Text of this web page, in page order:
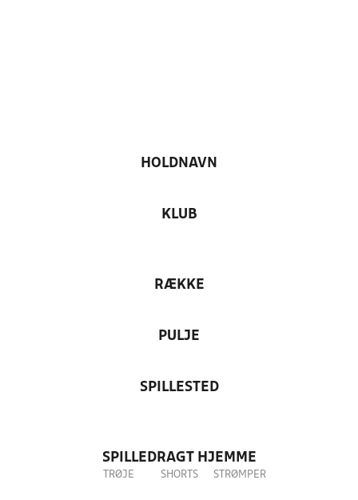
HOLDNAVN
KLUB
RÆKKE
PULJE
SPILLESTED
SPILLEDRAGT HJEMME
TRØJE SHORTS STRØMPER